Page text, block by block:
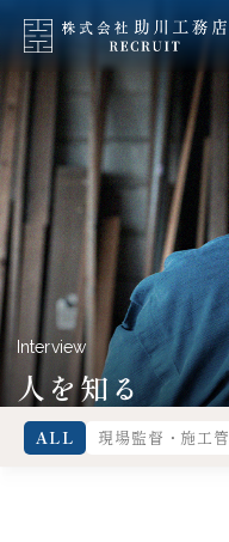
Interview
人を知る
野澤 徹也
ALL 現場監督・施工